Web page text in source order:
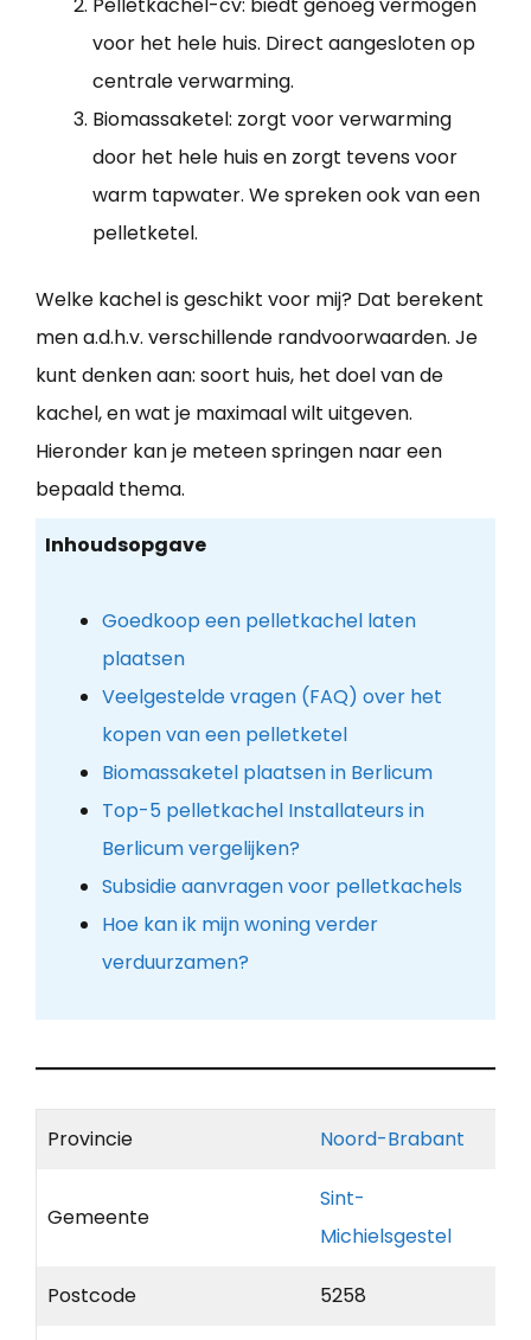
voor het hele huis. Direct aangesloten op
centrale verwarming.
Biomassaketel: zorgt voor verwarming
door het hele huis en zorgt tevens voor
warm tapwater. We spreken ook van een
pelletketel.
Welke kachel is geschikt voor mij? Dat berekent
men a.d.h.v. verschillende randvoorwaarden. Je
kunt denken aan: soort huis, het doel van de
kachel, en wat je maximaal wilt uitgeven.
Hieronder kan je meteen springen naar een
bepaald thema.
Inhoudsopgave
Goedkoop een pelletkachel laten
plaatsen
Veelgestelde vragen (FAQ) over het
kopen van een pelletketel
Biomassaketel plaatsen in Berlicum
Top-5 pelletkachel Installateurs in
Berlicum vergelijken?
Subsidie aanvragen voor pelletkachels
Hoe kan ik mijn woning verder
verduurzamen?
Provincie Noord-Brabant
Gemeente
Sint-
Michielsgestel
Postcode 5258